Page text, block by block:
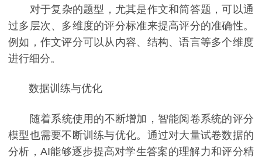
对于复杂的题型，尤其是作文和简答题，可以通
过多层次、多维度的评分标准来提高评分的准确性。
例如，作文评分可以从内容、结构、语言等多个维度
进行细分。
数据训练与优化
随着系统使用的不断增加，智能阅卷系统的评分
模型也需要不断训练与优化。通过对大量试卷数据的
分析，AI能够逐步提高对学生答案的理解力和评分精